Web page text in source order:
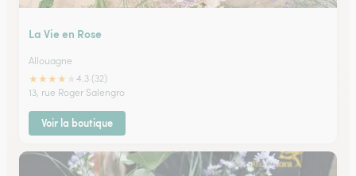
La Vie en Rose
Allouagne
★★★★
4.3 (32)
13, rue Roger Salengro
Voir la boutique